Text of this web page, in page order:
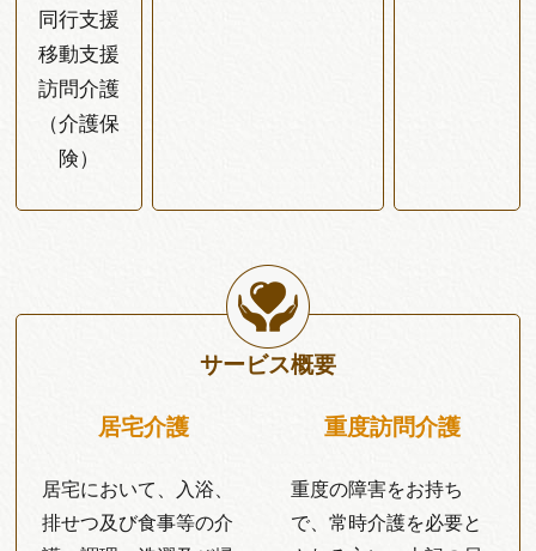
同行支援
移動支援
訪問介護
（介護保
険）
サービス概要
居宅介護
居宅において、入浴、
排せつ及び食事等の介
重度訪問介護
重度の障害をお持ち
で、常時介護を必要と